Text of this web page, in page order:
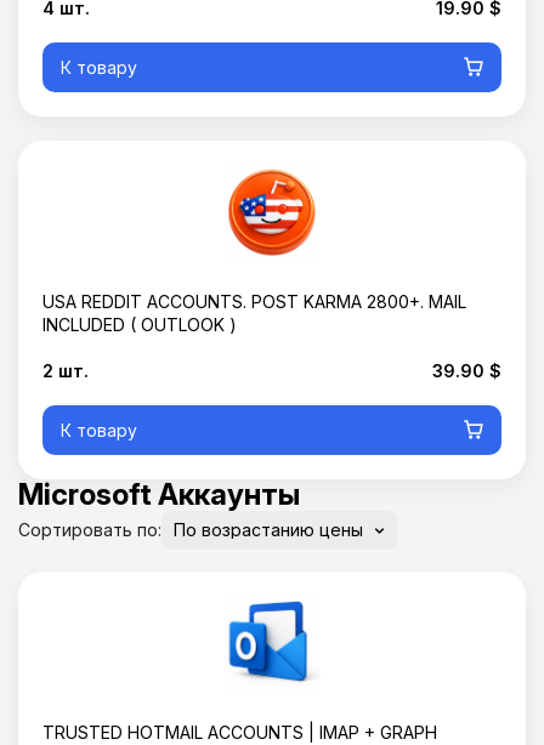
4 шт. 19.90 $
К товару
USA REDDIT ACCOUNTS. POST KARMA 2800+. MAIL
INCLUDED ( OUTLOOK )
2 шт. 39.90 $
К товару
Microsoft Аккаунты
Сортировать по:
TRUSTED HOTMAIL ACCOUNTS | IMAP + GRAPH